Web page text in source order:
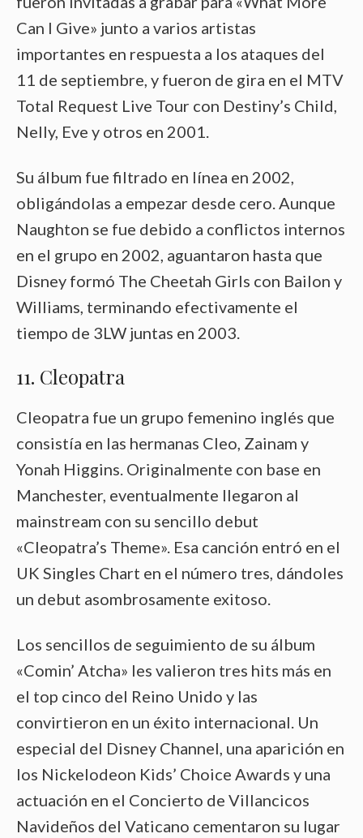
Can I Give» junto a varios artistas
importantes en respuesta a los ataques del
11 de septiembre, y fueron de gira en el MTV
Total Request Live Tour con Destiny’s Child,
Nelly, Eve y otros en 2001.
Su álbum fue filtrado en línea en 2002,
obligándolas a empezar desde cero. Aunque
Naughton se fue debido a conflictos internos
en el grupo en 2002, aguantaron hasta que
Disney formó The Cheetah Girls con Bailon y
Williams, terminando efectivamente el
tiempo de 3LW juntas en 2003.
11. Cleopatra
Cleopatra fue un grupo femenino inglés que
consistía en las hermanas Cleo, Zainam y
Yonah Higgins. Originalmente con base en
Manchester, eventualmente llegaron al
mainstream con su sencillo debut
«Cleopatra’s Theme». Esa canción entró en el
UK Singles Chart en el número tres, dándoles
un debut asombrosamente exitoso.
Los sencillos de seguimiento de su álbum
«Comin’ Atcha» les valieron tres hits más en
el top cinco del Reino Unido y las
convirtieron en un éxito internacional. Un
especial del Disney Channel, una aparición en
los Nickelodeon Kids’ Choice Awards y una
actuación en el Concierto de Villancicos
Navideños del Vaticano cementaron su lugar